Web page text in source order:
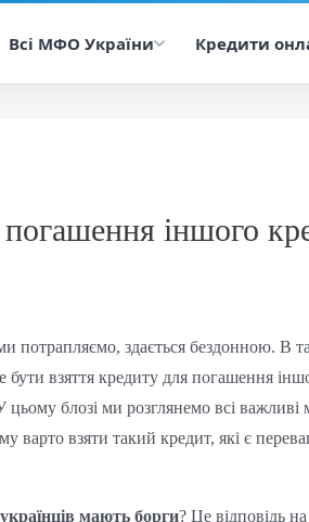
Всі МФО України Кредити
іншого
потрапляємо, здається бездонною. В
взяття кредиту для погашення
блозі ми розглянемо всі важливі
варто взяти такий кредит, які є
мають борги? Це відповідь